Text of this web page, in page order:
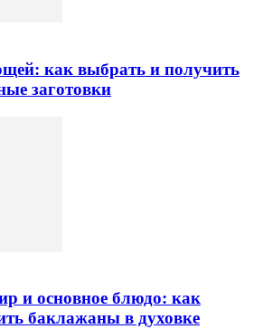
как выбрать и получить
заготовки
и основное блюдо: как
баклажаны в духовке